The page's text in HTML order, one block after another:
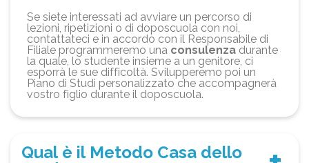
Se siete interessati ad avviare un percorso di
lezioni, ripetizioni o di doposcuola con noi,
contattateci e in accordo con il Responsabile di
Filiale programmeremo una consulenza durante
la quale, lo studente insieme a un genitore, ci
esporrà le sue difficoltà. Svilupperemo poi un
Piano di Studi personalizzato che accompagnerà
vostro figlio durante il doposcuola.
Qual è il Metodo Casa dello